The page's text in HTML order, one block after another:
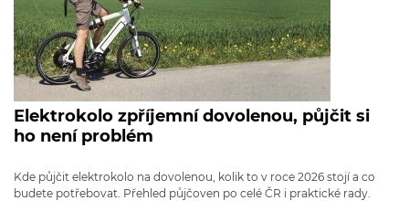
Elektrokolo zpříjemní dovolenou, půjčit si
ho není problém
Kde půjčit elektrokolo na dovolenou, kolik to v roce 2026 stojí a co
budete potřebovat. Přehled půjčoven po celé ČR i praktické rady.